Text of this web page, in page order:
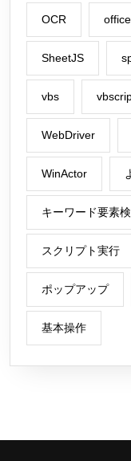
OCR office
SheetJS
vbs
WebDriver
WinActor
キーワード要素
スクリプト実行
ポップアップ
基本操作